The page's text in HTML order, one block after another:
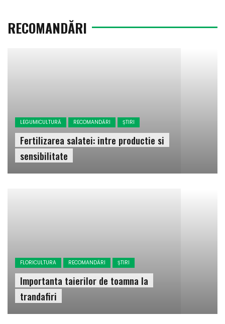
RECOMANDĂRI
LEGUMICULTURĂ RECOMANDĂRI ȘTIRI
Fertilizarea salatei: intre productie si
sensibilitate
FLORICULTURA RECOMANDĂRI ȘTIRI
Importanta taierilor de toamna la
trandafiri